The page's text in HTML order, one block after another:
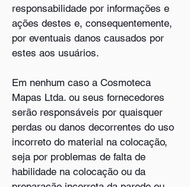
responsabilidade por informações e
ações destes e, consequentemente,
por eventuais danos causados por
estes aos usuários.
Em nenhum caso a Cosmoteca
Mapas Ltda. ou seus fornecedores
serão responsáveis ​​por quaisquer
perdas ou danos decorrentes do uso
incorreto do material na colocação,
seja por problemas de falta de
habilidade na colocação ou da